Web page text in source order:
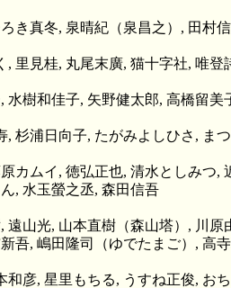
き真冬, 泉晴紀（泉昌之）, 田村
見桂, 丸尾末廣, 猫十字社, 唯
樹和佳子, 矢野健太郎, 高橋留
浦日向子, たがみよしひさ, ま
ムイ, 徳弘正也, 清水としみつ,
, 水玉螢之丞, 森田信吾
山光, 山本直樹（森山塔）, 川
吾, 嶋田隆司（ゆでたまご）, 高
彦, 星里もちる, うすね正俊, お